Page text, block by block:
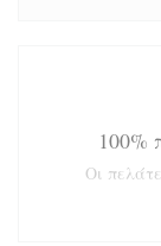
100%
Οι